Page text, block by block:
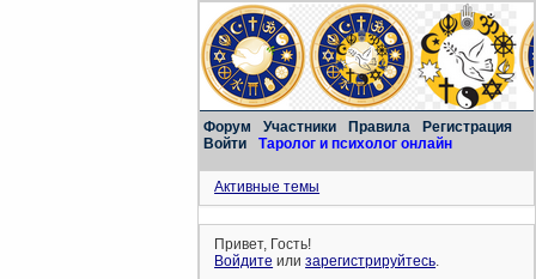
Форум Участники Правила
Регистрация
Войти
Таролог и психолог онлайн
Активные темы
Привет, Гость!
Войдите илизарегистрируйтесь.